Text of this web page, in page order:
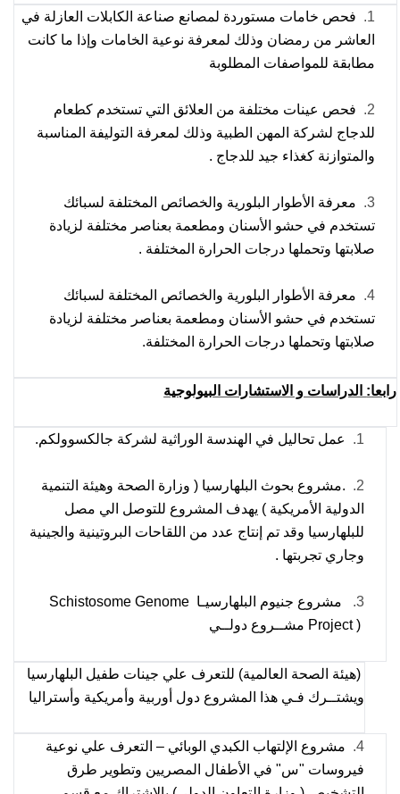
1.
فحص خامات مستوردة لمصانع صناعة الكابلات العازلة في
العاشر من رمضان وذلك لمعرفة نوعية الخامات وإذا ما كانت
مطابقة للمواصفات المطلوبة
2.
فحص عينات مختلفة من العلائق التي تستخدم كطعام
للدجاج لشركة المهن الطبية وذلك لمعرفة التوليفة المناسبة
والمتوازنة كغذاء جيد للدجاج .
3.
معرفة الأطوار البلورية والخصائص المختلفة لسبائك
تستخدم في حشو الأسنان ومطعمة بعناصر مختلفة لزيادة
صلابتها وتحملها درجات الحرارة المختلفة .
4.
معرفة الأطوار البلورية والخصائص المختلفة لسبائك
تستخدم في حشو الأسنان ومطعمة بعناصر مختلفة لزيادة
صلابتها وتحملها درجات الحرارة المختلفة.
رابعا: الدراسات و الاستشارات البيولوجية
1. عمل تحاليل في الهندسة الوراثية لشركة جالكسوولكم.
2.
.مشروع بحوث البلهارسيا ( وزارة الصحة وهيئة التنمية
الدولية الأمريكية ) يهدف المشروع للتوصل الي مصل
للبلهارسيا وقد تم إنتاج عدد من اللقاحات البروتينية والجينية
وجاري تجربتها .
3. مشروع جنيوم البلهارسيـاSchistosome Genome
Project ) مشــروع دولــي
(هيئة الصحة العالمية) للتعرف علي جينات طفيل البلهارسيا
ويشتــرك فـي هذا المشروع دول أوربية وأمريكية وأستراليا
4.
مشروع الإلتهاب الكبدي الوبائي – التعرف علي نوعية
فيروسات "س" في الأطفال المصريين وتطوير طرق